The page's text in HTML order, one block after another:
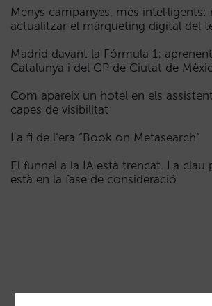
Menys campanyes, més intel·ligents:
actualitzar el màrqueting digital del
Madrid davant la Fórmula 1:
Catalunya i del GP de Ciutat de
Com apareix un hotel en els
capes de visibilitat
La fi de l’era “Book on Metasearch”
El funnel a la IA està trencat. La clau
està en la fase de consideració